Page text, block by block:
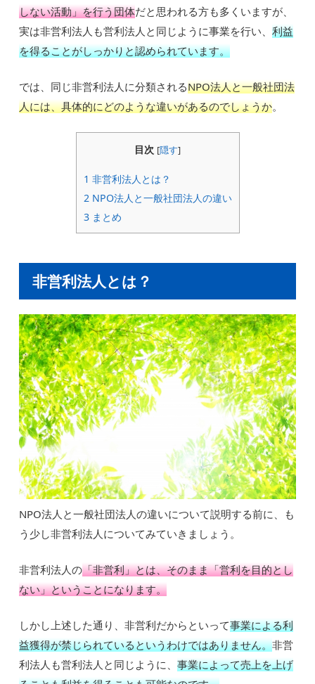
しない活動」を行う団体だと思われる方も多くいますが、
実は非営利法人も営利法人と同じように事業を行い、利益
を得ることがしっかりと認められています。
では、同じ非営利法人に分類されるNPO法人と一般社団法
人には、具体的にどのような違いがあるのでしょうか。
目次 [隠す]
1 非営利法人とは？
2 NPO法人と一般社団法人の違い
3まとめ
非営利法人とは？
NPO法人と一般社団法人の違いについて説明する前に、も
う少し非営利法人についてみていきましょう。
非営利法人の「非営利」とは、そのまま「営利を目的とし
ない」ということになります。
しかし上述した通り、非営利だからといって事業による利
益獲得が禁じられているというわけではありません。非営
利法人も営利法人と同じように、事業によって売上を上げ